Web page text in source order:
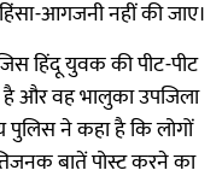
आगजनी नहीं की जाए।
हिंदू युवक की पीट-पीट
है और वह भालुका उपजिला
पुलिस ने कहा है कि लोगों
बातें पोस्ट करने का